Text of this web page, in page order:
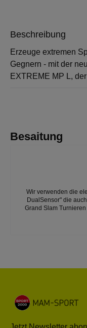
Beschreibung
Erzeuge extremen
Gegnern - mit der
EXTREME MP L,
Produktgalerie
Besaitung
Wir verwenden die
DualSensor" die
Grand Slam